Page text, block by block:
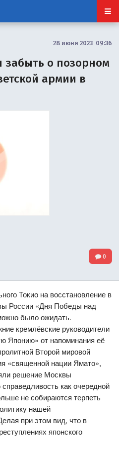
28 июня 2023 09:36
забыть о позорном
армии в
0
Токио на восстановление в
России «Дня Победы над
было ожидать.
кремлёвские руководители
Японию» от напоминания её
Второй мировой
«священной нации Ямато»,
решение Москвы
как очередной
не собираются терпеть
нашей
при этом вид, что в
японского